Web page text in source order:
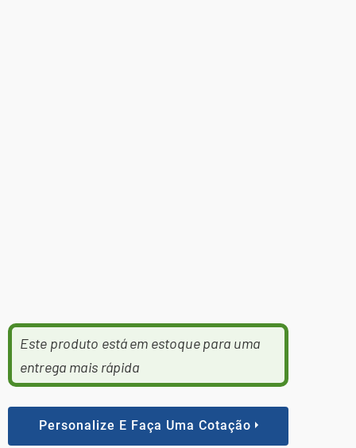
Este produto está em estoque para uma
entrega mais rápida
Personalize E Faça Uma Cotação